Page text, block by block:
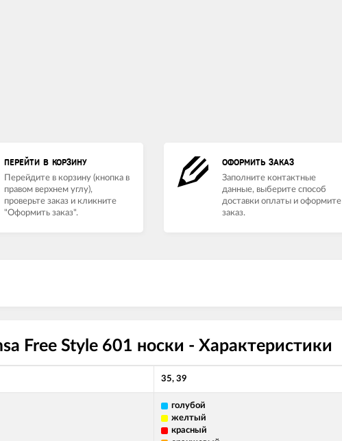
ПЕРЕЙТИ В КОРЗИНУ
Перейдите в корзину (кнопка в
правом верхнем углу),
проверьте заказ и кликните
"Оформить заказ".
ОФОРМИТЬ ЗАКАЗ
Заполните контактные
данные, выберите способ
доставки оплаты и оформите
заказ.
Free Style 601 носки - Характеристики
35, 39
голубой
желтый
красный